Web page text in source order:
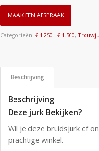
MAAK EEN AFSPRAAK
Categorieën:€ 1.250 - € 1.500,
Beschrijving
Beschrijving
Deze jurk Bekijken?
Wil je deze bruidsjurk of
prachtige winkel.